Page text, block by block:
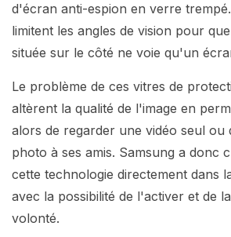
d'écran anti-espion en verre
limitent les angles de vision pour
située sur le côté ne voie qu'un
Le problème de ces vitres de
altèrent la qualité de l'image en
alors de regarder une vidéo seul ou
photo à ses amis. Samsung a donc
cette technologie directement dans
avec la possibilité de l'activer et de
volonté.